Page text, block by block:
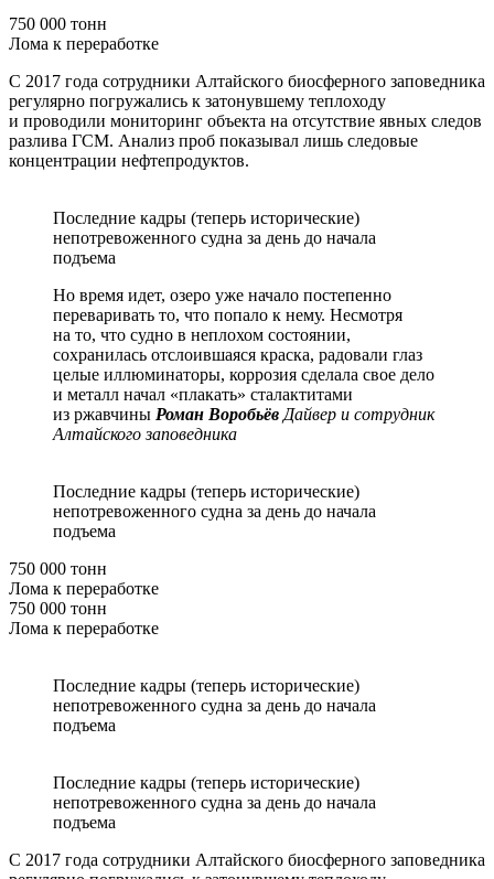
750 000 тонн
Лома к переработке
С 2017 года сотрудники Алтайского биосферного заповедника
регулярно погружались к затонувшему теплоходу
и проводили мониторинг объекта на отсутствие явных следов
разлива ГСМ. Анализ проб показывал лишь следовые
концентрации нефтепродуктов.
Последние кадры (теперь исторические)
непотревоженного судна за день до начала
подъема
Но время идет, озеро уже начало постепенно
переваривать то, что попало к нему. Несмотря
на то, что судно в неплохом состоянии,
сохранилась отслоившаяся краска, радовали глаз
целые иллюминаторы, коррозия сделала свое дело
и металл начал «плакать» сталактитами
из ржавчины Роман Воробьёв Дайвер и сотрудник
Алтайского заповедника
Последние кадры (теперь исторические)
непотревоженного судна за день до начала
подъема
750 000 тонн
Лома к переработке
750 000 тонн
Лома к переработке
Последние кадры (теперь исторические)
непотревоженного судна за день до начала
подъема
Последние кадры (теперь исторические)
непотревоженного судна за день до начала
подъема
С 2017 года сотрудники Алтайского биосферного заповедника